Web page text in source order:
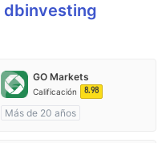
dbinvesting
GO Markets
Calificación 8.98
Más de 20 años